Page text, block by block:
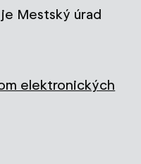
Mestský úrad
elektronických